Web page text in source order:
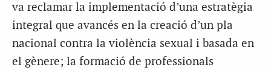
va reclamar la implementació d’una estratègia
integral que avancés en la creació d’un pla
nacional contra la violència sexual i basada en
el gènere; la formació de professionals